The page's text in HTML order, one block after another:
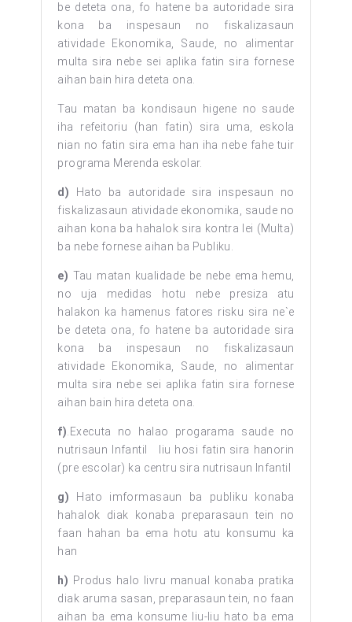
be deteta ona, fo hatene ba autoridade sira
kona ba inspesaun no fiskalizasaun
atividade Ekonomika, Saude, no alimentar
multa sira nebe sei aplika fatin sira fornese
aihan bain hira deteta ona.
Tau matan ba kondisaun higene no saude
iha refeitoriu (han fatin) sira uma, eskola
nian no fatin sira ema han iha nebe fahe tuir
programa Merenda eskolar.
d)
Hato ba autoridade sira inspesaun no
fiskalizasaun atividade ekonomika, saude no
aihan kona ba hahalok sira kontra lei (Multa)
ba nebe fornese aihan ba Publiku.
e) Tau matan kualidade be nebe ema hemu,
no uja medidas hotu nebe presiza atu
halakon ka hamenus fatores risku sira ne`e
be deteta ona, fo hatene ba autoridade sira
kona ba inspesaun no fiskalizasaun
atividade Ekonomika, Saude, no alimentar
multa sira nebe sei aplika fatin sira fornese
aihan bain hira deteta ona.
f).Executa no halao progarama saude no
nutrisaun Infantil liu hosi fatin sira hanorin
(pre escolar) ka centru sira nutrisaun Infantil
g) Hato imformasaun ba publiku konaba
hahalok diak konaba preparasaun tein no
faan hahan ba ema hotu atu konsumu ka
han
h) Produs halo livru manual konaba pratika
diak aruma sasan, preparasaun tein, no faan
aihan ba ema konsume liu-liu hato ba ema